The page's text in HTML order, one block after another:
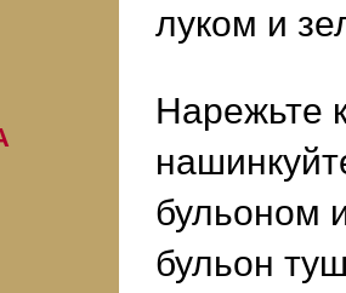
луком и
Нарежьте
бульоном
бульон